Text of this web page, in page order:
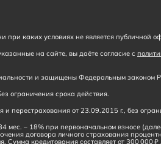
каких условиях не является публичной
на сайте, вы даёте согласие с
и защищены Федеральным
ограничения срока действия.
от 23.09.2015 г., без
мес. – 18% при первоначальном взносе
договора личного страхования
Сумма кредитования составляет от 300 000